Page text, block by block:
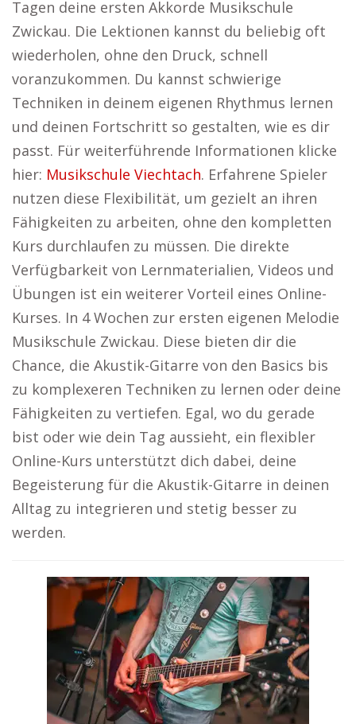
Tagen deine ersten Akkorde Musikschule
Zwickau. Die Lektionen kannst du beliebig oft
wiederholen, ohne den Druck, schnell
voranzukommen. Du kannst schwierige
Techniken in deinem eigenen Rhythmus lernen
und deinen Fortschritt so gestalten, wie es dir
passt. Für weiterführende Informationen klicke
hier: Musikschule Viechtach. Erfahrene Spieler
nutzen diese Flexibilität, um gezielt an ihren
Fähigkeiten zu arbeiten, ohne den kompletten
Kurs durchlaufen zu müssen. Die direkte
Verfügbarkeit von Lernmaterialien, Videos und
Übungen ist ein weiterer Vorteil eines Online-
Kurses. In 4 Wochen zur ersten eigenen Melodie
Musikschule Zwickau. Diese bieten dir die
Chance, die Akustik-Gitarre von den Basics bis
zu komplexeren Techniken zu lernen oder deine
Fähigkeiten zu vertiefen. Egal, wo du gerade
bist oder wie dein Tag aussieht, ein flexibler
Online-Kurs unterstützt dich dabei, deine
Begeisterung für die Akustik-Gitarre in deinen
Alltag zu integrieren und stetig besser zu
werden.